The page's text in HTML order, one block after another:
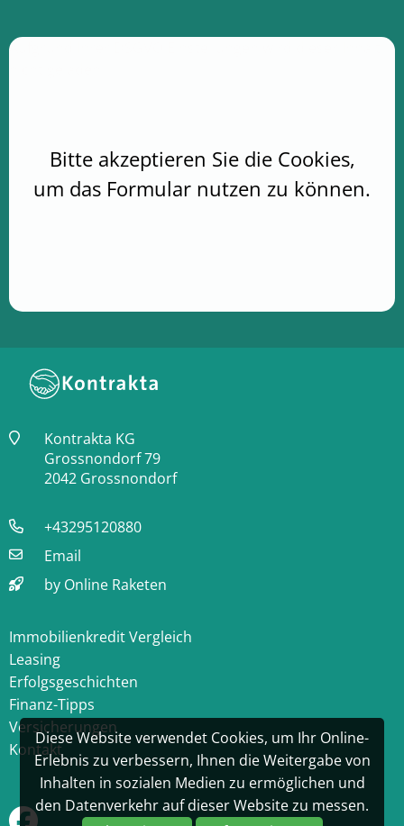
Diese Website verwendet Cookies, um Ihr Online-
Erlebnis zu verbessern, Ihnen die Weitergabe von
Inhalten in sozialen Medien zu ermöglichen und
den Datenverkehr auf dieser Website zu messen.
Aufgrund Ihrer DSGVO Einstellungen wird dieser Inhalt
Bitte akzeptieren Sie die Cookies,
um das Formular nutzen zu können.
Kontrakta KG
Grossnondorf 79
2042 Grossnondorf
+43295120880
Email
by Online Raketen
Immobilienkredit Vergleich
Leasing
Erfolgsgeschichten
Finanz-Tipps
Versicherungen
Kontakt